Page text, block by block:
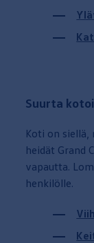
Suurta
Koti on siellä,
heidät Grand
vapautta.
henkilölle.